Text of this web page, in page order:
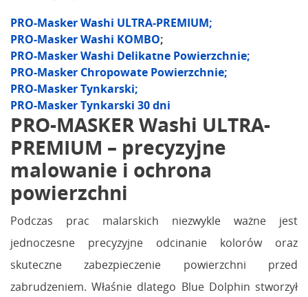
PRO-Masker Washi ULTRA-PREMIUM;
PRO-Masker Washi KOMBO;
PRO-Masker Washi Delikatne Powierzchnie;
PRO-Masker Chropowate Powierzchnie;
PRO-Masker Tynkarski;
PRO-Masker Tynkarski 30 dni
PRO-MASKER Washi ULTRA-
PREMIUM – precyzyjne
malowanie i ochrona
powierzchni
Podczas prac malarskich niezwykle ważne jest
jednoczesne precyzyjne odcinanie kolorów oraz
skuteczne zabezpieczenie powierzchni przed
zabrudzeniem. Właśnie dlatego Blue Dolphin stworzył